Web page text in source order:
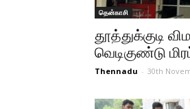
தென்காசி
தூத்துக்குடி
வெடிகுண்டு
Thennadu - 30th